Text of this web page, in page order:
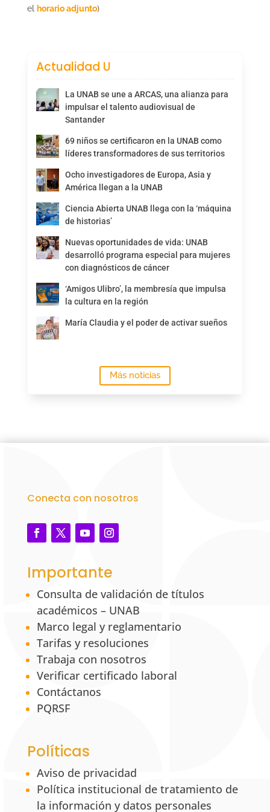
el horario adjunto)
Actualidad U
La UNAB se une a ARCAS, una alianza para
impulsar el talento audiovisual de
Santander
69 niños se certificaron en la UNAB como
líderes transformadores de sus territorios
Ocho investigadores de Europa, Asia y
América llegan a la UNAB
Ciencia Abierta UNAB llega con la ‘máquina
de historias’
Nuevas oportunidades de vida: UNAB
desarrolló programa especial para mujeres
con diagnósticos de cáncer
‘Amigos Ulibro’, la membresía que impulsa
la cultura en la región
María Claudia y el poder de activar sueños
Más noticias
Conecta con nosotros
Importante
Consulta de validación de títulos
académicos – UNAB
Marco legal y reglamentario
Tarifas y resoluciones
Trabaja con nosotros
Verificar certificado laboral
Contáctanos
PQRSF
Políticas
Aviso de privacidad
Política institucional de tratamiento de
la información y datos personales